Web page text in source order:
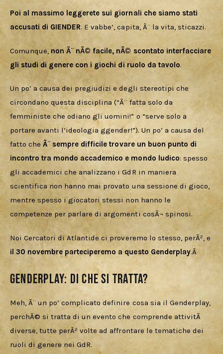
Poi al massimo leggerete sui giornali che siamo stati
accusati di GIENDER. E vabbe’, capita, Ã¨ la vita, sticazzi.
Comunque, non Ã¨ nÃ© facile, nÃ© scontato interfacciare
gli studi di genere con i giochi di ruolo da tavolo.
Un po’ a causa dei pregiudizi e degli stereotipi che
circondano questa disciplina (“Ã¨ fatta solo da
femministe che odiano gli uomini!” o “serve solo a
portare avanti l’ideologia ggender!”). Un po’ a causa del
fatto che Ã¨ sempre difficile trovare un buon punto di
incontro tra mondo accademico e mondo ludico: spesso
gli accademici che analizzano i GdR in maniera
scientifica non hanno mai provato una sessione di gioco,
mentre spesso i giocatori stessi non hanno le
competenze per parlare di argomenti cosÃ¬ spinosi.
Noi Cercatori di Atlantide ci proveremo lo stesso, perÃ², e
il 30 novembre parteciperemo a questo Genderplay.Â
Genderplay: di che si tratta?
Meh, Ã¨ un po’ complicato definire cosa sia il Genderplay,
perchÃ© si tratta di un evento che comprende attivitÃ
diverse, tutte perÃ² volte ad affrontare le tematiche dei
ruoli di genere nei GdR.